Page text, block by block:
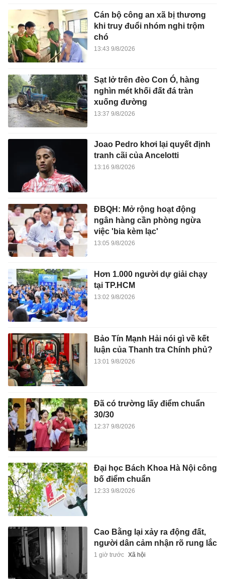
Cán bộ công an xã bị thương
khi truy đuổi nhóm nghi trộm
chó
13:43 9/8/2026
Sạt lở trên đèo Con Ó, hàng
nghìn mét khối đất đá tràn
xuống đường
13:37 9/8/2026
Joao Pedro khơi lại quyết định
tranh cãi của Ancelotti
13:16 9/8/2026
ĐBQH: Mở rộng hoạt động
ngân hàng cần phòng ngừa
việc 'bia kèm lạc'
13:05 9/8/2026
Hơn 1.000 người dự giải chạy
tại TP.HCM
13:02 9/8/2026
Bảo Tín Mạnh Hải nói gì về kết
luận của Thanh tra Chính phủ?
13:01 9/8/2026
Đã có trường lấy điểm chuẩn
30/30
12:37 9/8/2026
Đại học Bách Khoa Hà Nội công
bố điểm chuẩn
12:33 9/8/2026
Cao Bằng lại xảy ra động đất,
người dân cảm nhận rõ rung lắc
1 giờ trước Xã hội